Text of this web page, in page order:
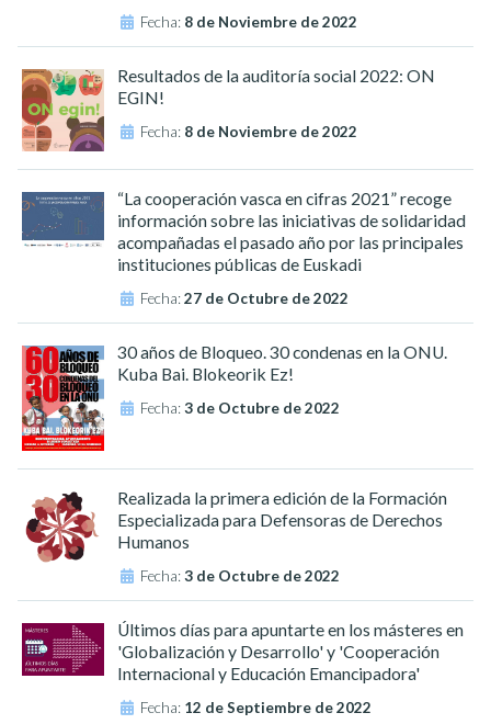
Fecha: 8 de Noviembre de 2022
Resultados de la auditoría social 2022: ON
EGIN!
Fecha: 8 de Noviembre de 2022
“La cooperación vasca en cifras 2021” recoge
información sobre las iniciativas de solidaridad
acompañadas el pasado año por las principales
instituciones públicas de Euskadi
Fecha:27 de Octubre de 2022
30 años de Bloqueo. 30 condenas en la ONU.
Kuba Bai. Blokeorik Ez!
Fecha:3 de Octubre de 2022
Realizada la primera edición de la Formación
Especializada para Defensoras de Derechos
Humanos
Fecha:3 de Octubre de 2022
Últimos días para apuntarte en los másteres en
'Globalización y Desarrollo' y 'Cooperación
Internacional y Educación Emancipadora'
Fecha: 12 de Septiembre de 2022